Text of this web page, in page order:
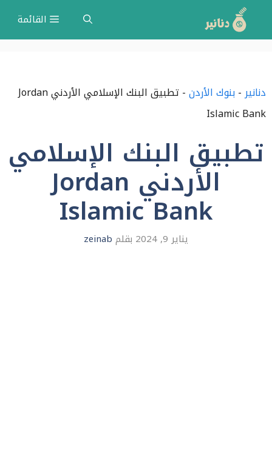
انتقل
إلى
القائمة
دنانير-بنوك الأردن-
تطبيق البنك الإسلامي الأردني Jordan
Islamic Bank
تطبيق البنك الإسلامي
الأردني Jordan
Islamic Bank
يناير 9, 2024 بقلم zeinab